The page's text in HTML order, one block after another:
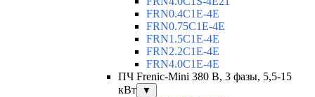
FRN0.4C1E-4E
FRN0.75C1E-4E
FRN1.5C1E-4E
FRN2.2C1E-4E
FRN4.0C1E-4E
ПЧ Frenic-Mini 380 В, 3 фазы, 5,5-15
кВт
▼